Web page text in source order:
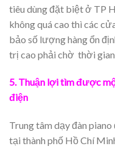
tiêu dùng đặt biệt ở TP
không quá cao thì các
bảo số lượng hàng ổn
trị cao phải chờ thời gian
5. Thuận lợi tìm được
điện
Trung tâm dạy đàn
tại thành phố Hồ Chí